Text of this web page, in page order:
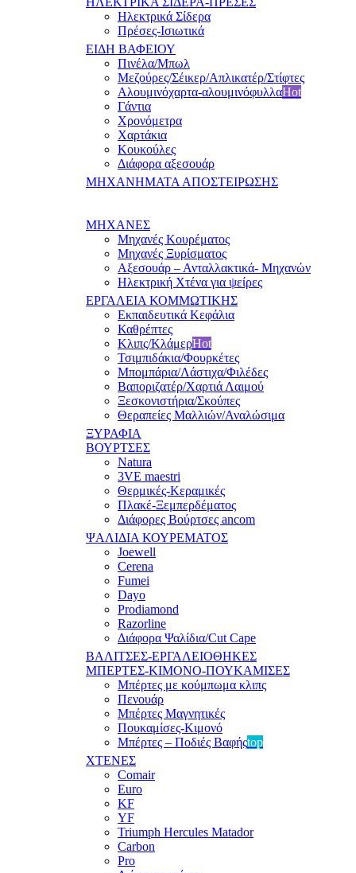
Ηλεκτρικά Σίδερα
Πρέσες-Ισιωτικά
ΕΙΔΗ ΒΑΦΕΙΟΥ
Πινέλα/Μπωλ
Μεζούρες/Σέικερ/Απλικατέρ/Στίφτες
Αλουμινόχαρτα-αλουμινόφυλλαHot
Γάντια
Χρονόμετρα
Χαρτάκια
Κουκούλες
Διάφορα αξεσουάρ
ΜΗΧΑΝΗΜΑΤΑ ΑΠΟΣΤΕΙΡΩΣΗΣ
ΜΗΧΑΝΕΣ
Μηχανές Κουρέματος
Μηχανές Ξυρίσματος
Αξεσουάρ – Ανταλλακτικά- Μηχανών
Ηλεκτρική Χτένα για ψείρες
ΕΡΓΑΛΕΙΑ ΚΟΜΜΩΤΙΚΗΣ
Εκπαιδευτικά Κεφάλια
Καθρέπτες
Κλιπς/ΚλάμερHot
Τσιμπιδάκια/Φουρκέτες
Μπομπάρια/Λάστιχα/Φιλέδες
Βαποριζατέρ/Χαρτιά Λαιμού
Ξεσκονιστήρια/Σκούπες
Θεραπείες Μαλλιών/Αναλώσιμα
ΞΥΡΑΦΙΑ
ΒΟΥΡΤΣΕΣ
Natura
3VE maestri
Θερμικές-Κεραμικές
Πλακέ-Ξεμπερδέματος
Διάφορες Βούρτσες ancom
ΨΑΛΙΔΙΑ ΚΟΥΡΕΜΑΤΟΣ
Joewell
Cerena
Fumei
Dayo
Prodiamond
Razorline
Διάφορα Ψαλίδια/Cut Cape
ΒΑΛΙΤΣΕΣ-ΕΡΓΑΛΕΙΟΘΗΚΕΣ
ΜΠΕΡΤΕΣ-ΚΙΜΟΝΟ-ΠΟΥΚΑΜΙΣΕΣ
Μπέρτες με κούμπωμα κλιπς
Πενουάρ
Μπέρτες Μαγνητικές
Πουκαμίσες-Κιμονό
Μπέρτες – Ποδιές Βαφήςtop
ΧΤΕΝΕΣ
Comair
Euro
KF
YF
Triumph Hercules Matador
Carbon
Pro